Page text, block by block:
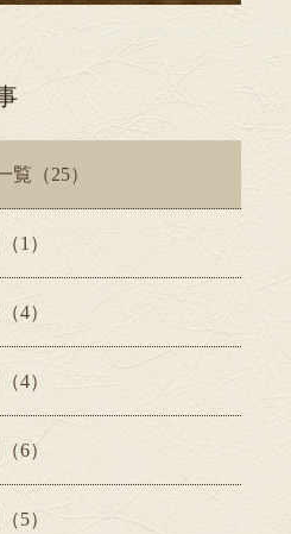
覧（25）
1）
4）
4）
6）
5）